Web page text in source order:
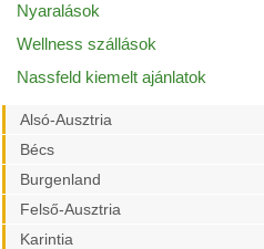
Nyaralások
Wellness szállások
Nassfeld kiemelt ajánlatok
Alsó-Ausztria
Bécs
Burgenland
Felső-Ausztria
Karintia